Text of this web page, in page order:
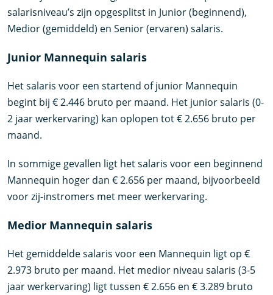
salarisniveau’s zijn opgesplitst in Junior (beginnend),
Medior (gemiddeld) en Senior (ervaren) salaris.
Junior Mannequin salaris
Het salaris voor een startend of junior Mannequin
begint bij € 2.446 bruto per maand. Het junior salaris (0-
2 jaar werkervaring) kan oplopen tot € 2.656 bruto per
maand.
In sommige gevallen ligt het salaris voor een beginnend
Mannequin hoger dan € 2.656 per maand, bijvoorbeeld
voor zij-instromers met meer werkervaring.
Medior Mannequin salaris
Het gemiddelde salaris voor een Mannequin ligt op €
2.973 bruto per maand. Het medior niveau salaris (3-5
jaar werkervaring) ligt tussen € 2.656 en € 3.289 bruto